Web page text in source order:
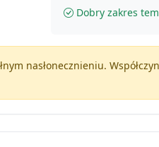
Dobry zakres
nasłonecznieniu.